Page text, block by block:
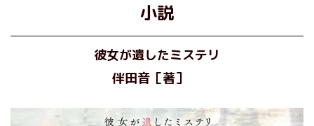
小説
彼女が遺したミステリ
伴田音［著］